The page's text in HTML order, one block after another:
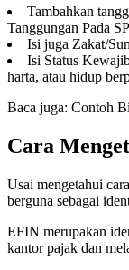
Tambahkan
Tanggungan Pada
Isi juga Zakat/
Isi Status
harta, atau hidup
Baca juga: Contoh
Cara
Usai mengetahui
berguna sebagai
EFIN merupakan
kantor pajak dan